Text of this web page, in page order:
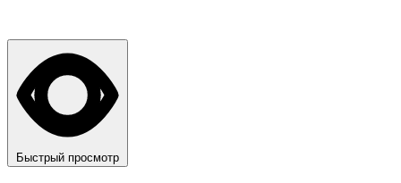
Быстрый просмотр